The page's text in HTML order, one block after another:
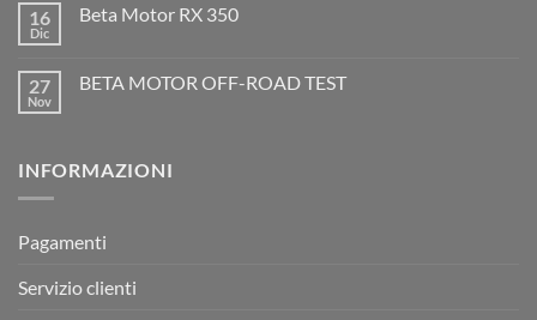
2026:
è
arrivata
su
Motocross
è
16
Dic
Beta Motor RX 350
Beta
27
Nov
BETA MOTOR OFF-ROAD TEST
MOTOR
INFORMAZIONI
Pagamenti
Servizio clienti